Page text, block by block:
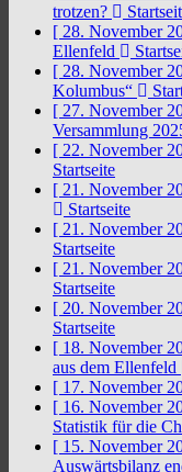
trotzen?
[ 28. November
Ellenfeld
[ 28. November
Kolumbus“
[ 27. November
Versammlung
[ 22. November
Startseite
[ 21. November
Startseite
[ 21. November
Startseite
[ 21. November
Startseite
[ 20. November
Startseite
[ 18. November
aus dem Ellenfeld
[ 17. November
[ 16. November
Statistik für die
[ 15. November
Auswärtsbilanz